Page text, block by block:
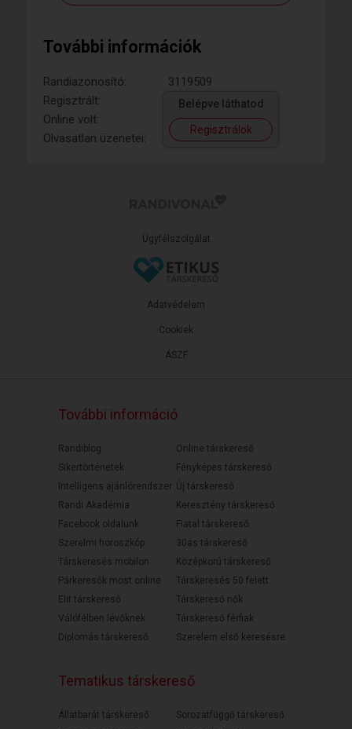
További információk
Randiazonosító:
3119509
Regisztrált:
Online volt:
Olvasatlan üzenetei:
Belépve láthatod
Regisztrálok
Ügyfélszolgálat
ÁSZF
Adatvédelem
Cookiek
További információ
Randiblog
Sikertörténetek
Intelligens ajánlórendszer
Randi Akadémia
Facebook oldalunk
Szerelmi horoszkóp
Társkeresés mobilon
Párkeresők most online
Elit társkereső
Válófélben lévőknek
Diplomás társkereső
Online társkereső
Fényképes társkereső
Új társkereső
Keresztény társkereső
Fiatal társkereső
30as társkereső
Középkorú társkereső
Társkeresés 50 felett
Társkereső nők
Társkereső férfiak
Szerelem első keresésre
Tematikus társkereső
Állatbarát társkereső
Sorozatfüggő társkereső